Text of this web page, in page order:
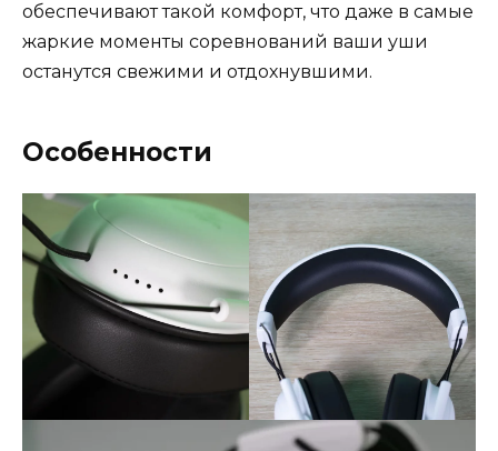
обеспечивают такой комфорт, что даже в самые
жаркие моменты соревнований ваши уши
останутся свежими и отдохнувшими.
Особенности